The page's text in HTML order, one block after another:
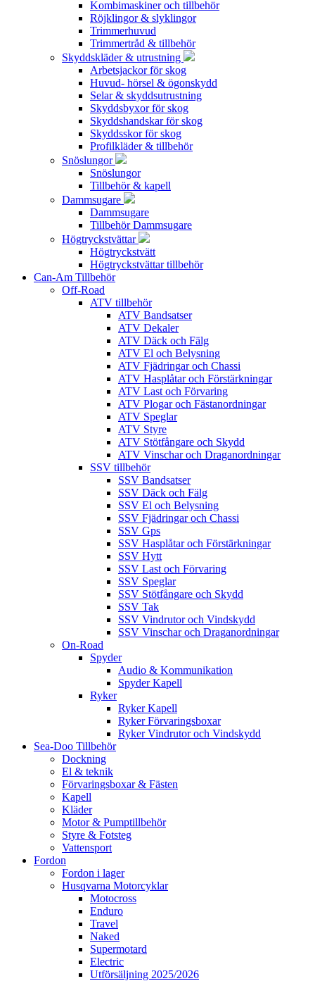
Kombimaskiner och tillbehör
Röjklingor & slyklingor
Trimmerhuvud
Trimmertråd & tillbehör
Skyddskläder & utrustning
Arbetsjackor för skog
Huvud- hörsel & ögonskydd
Selar & skyddsutrustning
Skyddsbyxor för skog
Skyddshandskar för skog
Skyddsskor för skog
Profilkläder & tillbehör
Snöslungor
Snöslungor
Tillbehör & kapell
Dammsugare
Dammsugare
Tillbehör Dammsugare
Högtryckstvättar
Högtryckstvätt
Högtryckstvättar tillbehör
Can-Am Tillbehör
Off-Road
ATV tillbehör
ATV Bandsatser
ATV Dekaler
ATV Däck och Fälg
ATV El och Belysning
ATV Fjädringar och Chassi
ATV Hasplåtar och Förstärkningar
ATV Last och Förvaring
ATV Plogar och Fästanordningar
ATV Speglar
ATV Styre
ATV Stötfångare och Skydd
ATV Vinschar och Draganordningar
SSV tillbehör
SSV Bandsatser
SSV Däck och Fälg
SSV El och Belysning
SSV Fjädringar och Chassi
SSV Gps
SSV Hasplåtar och Förstärkningar
SSV Hytt
SSV Last och Förvaring
SSV Speglar
SSV Stötfångare och Skydd
SSV Tak
SSV Vindrutor och Vindskydd
SSV Vinschar och Draganordningar
On-Road
Spyder
Audio & Kommunikation
Spyder Kapell
Ryker
Ryker Kapell
Ryker Förvaringsboxar
Ryker Vindrutor och Vindskydd
Sea-Doo Tillbehör
Dockning
El & teknik
Förvaringsboxar & Fästen
Kapell
Kläder
Motor & Pumptillbehör
Styre & Fotsteg
Vattensport
Fordon
Fordon i lager
Husqvarna Motorcyklar
Motocross
Enduro
Travel
Naked
Supermotard
Electric
Utförsäljning 2025/2026